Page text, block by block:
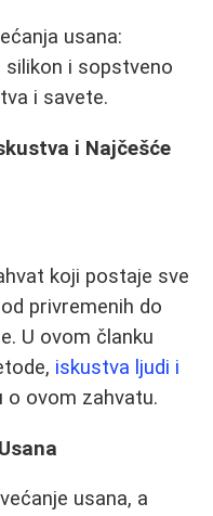
usana:
silikon i sopstveno
i savete.
i Najčešće
koji postaje sve
privremenih do
U ovom članku
iskustva ljudi i
o ovom zahvatu.
usana, a